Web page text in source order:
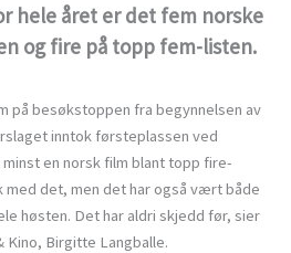
hele året er det fem norske
og fire på topp fem-listen.
på besøkstoppen fra begynnelsen av
inntok førsteplassen ved
en norsk film blant topp fire-
med det, men det har også vært både
høsten. Det har aldri skjedd før, sier
Kino, Birgitte Langballe.